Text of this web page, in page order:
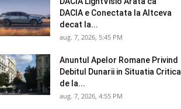
DACIA e Conectata la Altceva
decat la...
aug. 7, 2026, 5:45 PM
Anuntul Apelor Romane Privind
Debitul Dunarii in Situatia Critica
de la...
aug. 7, 2026, 4:55 PM